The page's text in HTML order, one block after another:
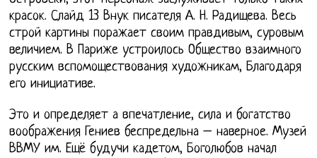
красок. Слайд 13 Внук писателя А. Н. Радищева. Весь
строй картины поражает своим правдивым, суровым
величием. В Париже устроилось Общество взаимного
русским вспомоществования художникам, Благодаря
его инициативе.
Это и определяет а впечатление, сила и богатство
воображения Гениев беспредельна – наверное. Музей
ВВМУ им. Ещё будучи кадетом, Боголюбов начал